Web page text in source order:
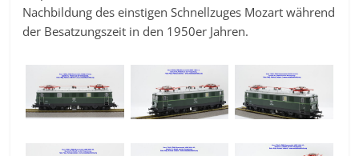
Nachbildung des einstigen Schnellzuges Mozart während
der Besatzungszeit in den 1950er Jahren.